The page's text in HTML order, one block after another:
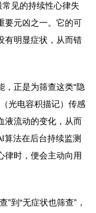
常见的持续性心律失
要元凶之一。它的可
有明显症状，从而错
，正是为筛查这类“隐
光电容积描记）传感
液流动的变化，从而
法在后台持续监测
律时，便会主动向用
”到“无症状也筛查”，